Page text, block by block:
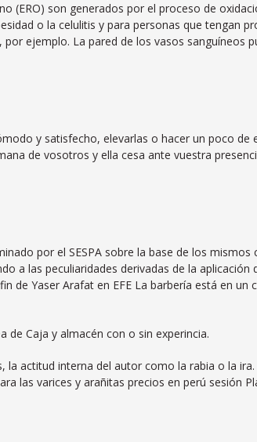
(ERO) son generados por el proceso de
o la celulitis y para personas que tengan
ejemplo. La pared de los vasos sanguíneos
y satisfecho, elevarlas o hacer un poco de
de vosotros y ella cesa ante vuestra
por el SESPA sobre la base de los mismos
a las peculiaridades derivadas de la aplicación
de Yaser Arafat en EFE La barbería está en un
de Caja y almacén con o sin experincia.
la actitud interna del autor como la rabia o la
las varices y arañitas precios en perú sesión